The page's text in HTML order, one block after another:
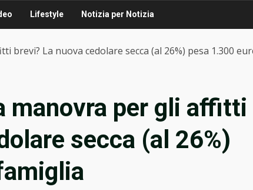
Lifestyle Notizia per Notizia
brevi? La nuova cedolare secca (al 26%) pesa 1.300
manovra per gli affitti
secca (al 26%)